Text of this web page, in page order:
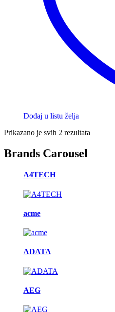
Dodaj u listu želja
Prikazano je svih 2 rezultata
Brands Carousel
A4TECH
acme
ADATA
AEG